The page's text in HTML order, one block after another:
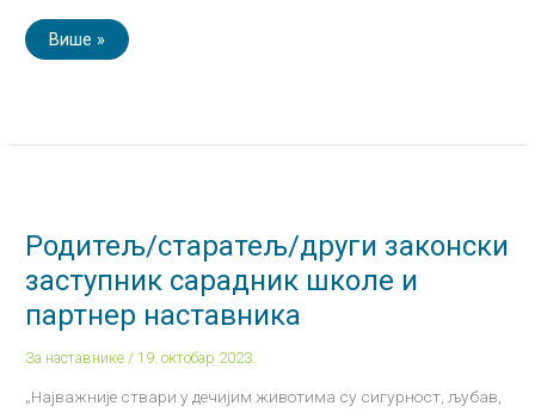
Више »
Родитељ/старатељ/други законски
заступник сарадник школе и
партнер наставника
За наставнике /19. октобар 2023.
„Најважније ствари у дечијим животима су сигурност, љубав,
законски
заступник
школе
партнер
наставника